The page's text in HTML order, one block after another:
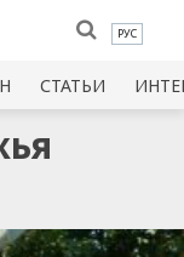
РУС
СТАТЬИ